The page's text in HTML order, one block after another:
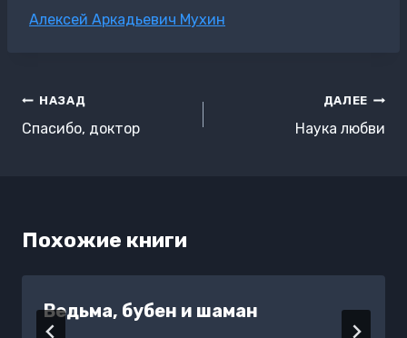
Метки
Алексей Аркадьевич Мухин
Навигация
по
НАЗАД
Спасибо, доктор
ДАЛЕЕ
Наука любви
Похожие книги
Ведьма, бубен и шаман